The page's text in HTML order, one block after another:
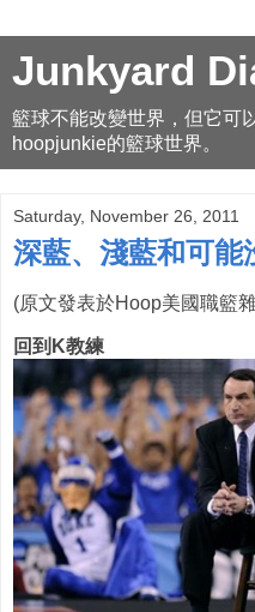
Junkyard
籃球不能改變世界，但它可
hoopjunkie的籃球世界。
Saturday, November 26, 2011
深藍、淺藍和可能
(原文發表於Hoop美國職籃
回到K教練